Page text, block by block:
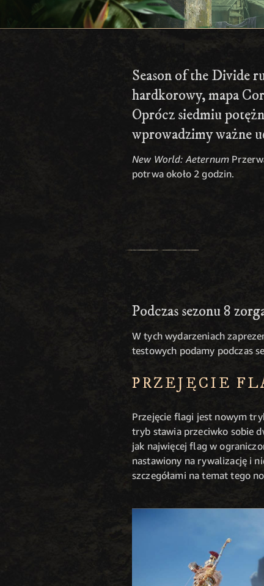
Season of the Divide
hardkorowy, mapa
Oprócz siedmiu
wprowadzimy ważne
New World: Aeternum
potrwa około 2 godzin.
Podczas sezonu 8
W tych wydarzeniach
testowych podamy podczas
PRZEJĘCIE
Przejęcie flagi jest nowym
tryb stawia przeciwko sobie
jak najwięcej flag w
nastawiony na rywalizację i
szczegółami na temat tego